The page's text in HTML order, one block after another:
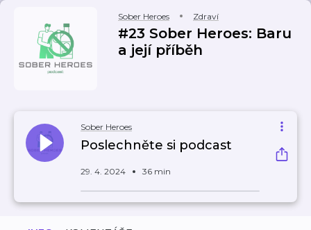
Sober Heroes Zdraví
#23 Sober Heroes: Baru
a její příběh
Sober Heroes
Poslechněte si podcast
29. 4. 2024 36 min